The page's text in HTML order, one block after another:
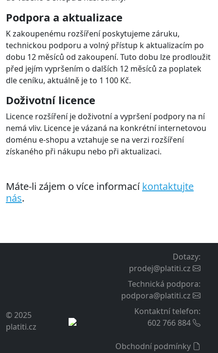
Rozšíření podporuje nastavení multistore, kdy je pro
každý e-shop/doménu možné nakonfigurovat rozšíření
na jiný účet na platební bráně . Licenci je třeba zakoupit
pro každou doménu.
Nasazení a provoz
Snadná instalace
Rozšíření nastavíte v administraci jako standardní
platební rozšíření.
chyby v nastavení a jejich řešení.
K dispozici je naše uživatelská podpora. K rozšíření lze
Podpora a aktualizace
K zakoupenému rozšíření poskytujeme záruku,
technickou podporu a volný přístup k aktualizacím po
dobu 12 měsíců od zakoupení. Tuto dobu lze prodloužit
před jejím vypršením o dalších 12 měsíců za poplatek
dle ceníku, aktuálně je to 1 100 Kč.
Doživotní licence